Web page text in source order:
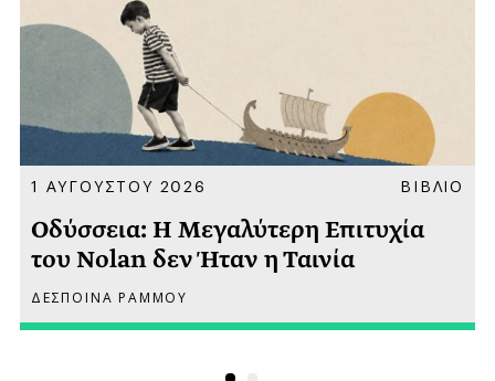
1 ΑΥΓΟΥΣΤΟΥ 2026 ΒΙΒΛΙΟ
Οδύσσεια: Η Μεγαλύτερη Επιτυχία
του Nolan δεν Ήταν η Ταινία
ΔΕΣΠΟΙΝΑ ΡΑΜΜΟΥ